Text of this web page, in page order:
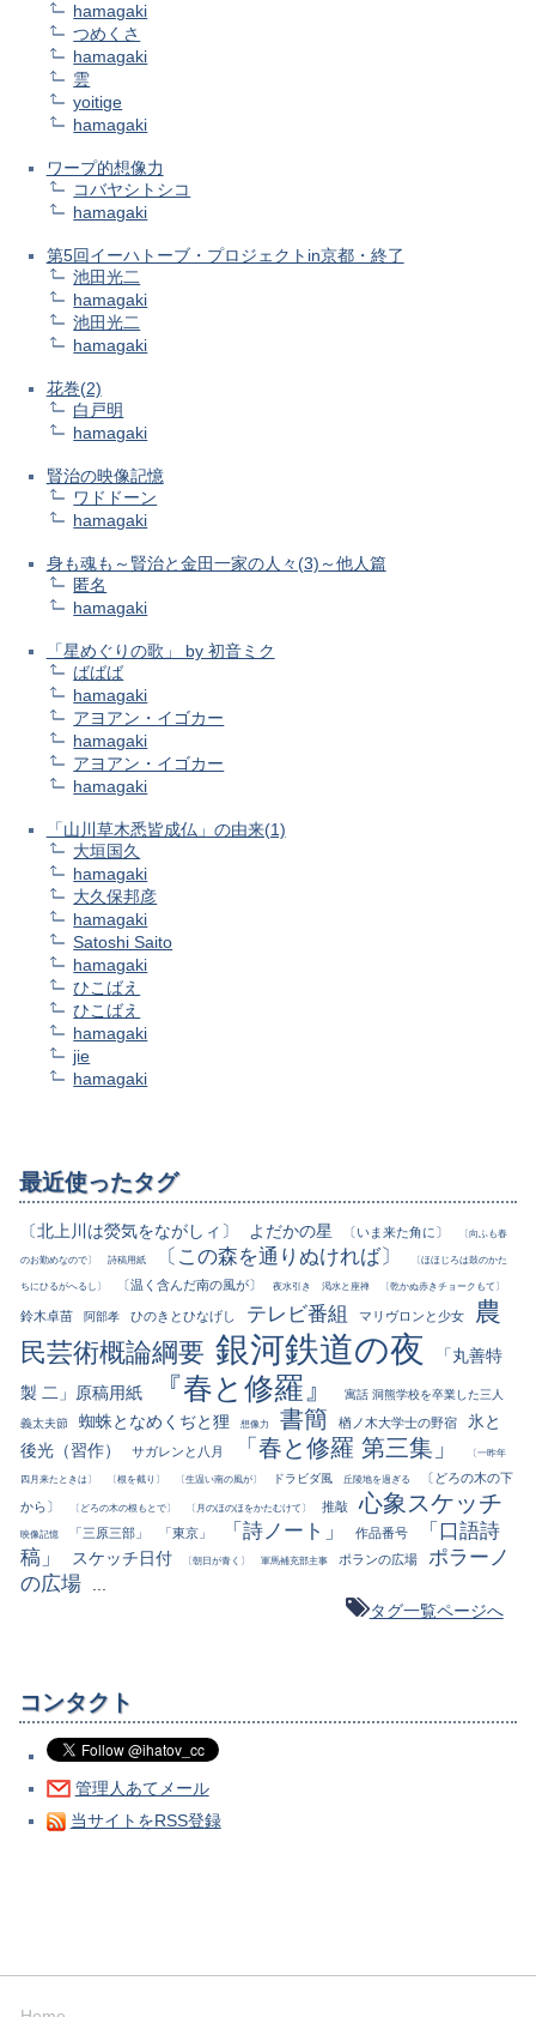
hamagaki
つめくさ
hamagaki
雲
yoitige
hamagaki
ワープ的想像力
コバヤシトシコ
hamagaki
第5回イーハトーブ・プロジェクトin京都・終了
池田光二
hamagaki
池田光二
hamagaki
花巻(2)
白戸明
hamagaki
賢治の映像記憶
ワドドーン
hamagaki
身も魂も～賢治と金田一家の人々(3)～他人篇
匿名
hamagaki
「星めぐりの歌」 by 初音ミク
ばばば
hamagaki
アヨアン・イゴカー
hamagaki
アヨアン・イゴカー
hamagaki
「山川草木悉皆成仏」の由来(1)
大垣国久
hamagaki
大久保邦彦
hamagaki
Satoshi Saito
hamagaki
ひこばえ
ひこばえ
hamagaki
jie
hamagaki
最近使ったタグ
〔北上川は熒気をながしィ〕 よだかの星 〔いま来た角に〕 〔向ふも春
のお勤めなので〕 詩稿用紙 〔この森を通りぬければ〕 〔ほほじろは鼓のかた
ちにひるがへるし〕 〔温く含んだ南の風が〕 夜水引き 渇水と座禅 〔乾かぬ赤きチョークもて〕
鈴木卓苗 阿部孝 ひのきとひなげし テレビ番組 マリヴロンと少女
農
民芸術概論綱要 銀河鉄道の夜
「丸善特
製 二」原稿用紙
『春と修羅』 寓話 洞熊学校を卒業した三人
義太夫節 蜘蛛となめくぢと狸 想像力 書簡 楢ノ木大学士の野宿
氷と
後光（習作）
サガレンと八月 「春と修羅 第三集」 〔一昨年
四月来たときは〕 〔根を截り〕 〔生温い南の風が〕 ドラビダ風 丘陵地を過ぎる
〔どろの木の下
から〕
〔どろの木の根もとで〕 〔月のほのほをかたむけて〕 推敲 心象スケッチ
映像記憶 「三原三部」 「東京」 「詩ノート」 作品番号
「口語詩
稿」
スケッチ日付 〔朝日が青く〕 軍馬補充部主事 ポランの広場
ポラーノ
の広場
タグ一覧ページへ
コンタクト
管理人あてメール
当サイトをRSS登録